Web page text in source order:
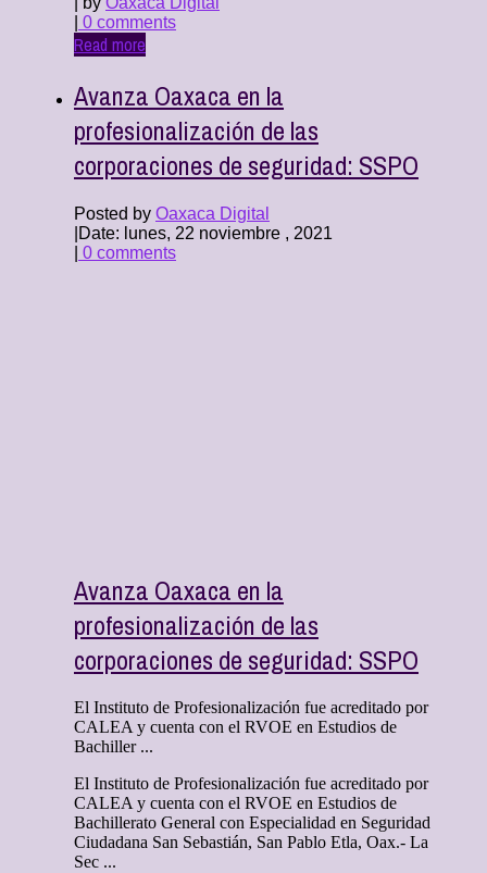
0 comments
Read more
Avanza Oaxaca en la
profesionalización de las
corporaciones de seguridad: SSPO
Posted by Oaxaca Digital
Date: lunes, 22 noviembre , 2021
0 comments
Avanza Oaxaca en la
profesionalización de las
corporaciones de seguridad: SSPO
El Instituto de Profesionalización fue acreditado por
CALEA y cuenta con el RVOE en Estudios de
Bachiller ...
El Instituto de Profesionalización fue acreditado por
CALEA y cuenta con el RVOE en Estudios de
Bachillerato General con Especialidad en Seguridad
Ciudadana San Sebastián, San Pablo Etla, Oax.- La
Sec ...